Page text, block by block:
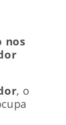
nos
, o